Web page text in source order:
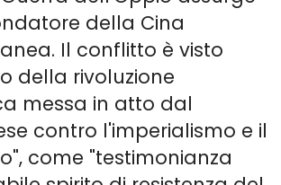
della Cina
Il conflitto è visto
della rivoluzione
messa in atto dal
contro l'imperialismo e il
come "testimonianza